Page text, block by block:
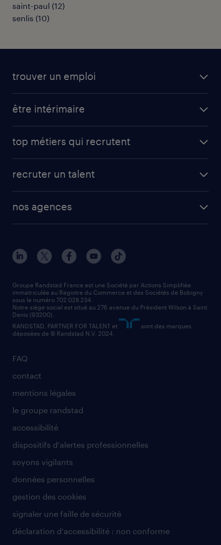
saint-paul (12)
senlis (10)
trouver un emploi
créer un compte candidat
être intérimaire
app talent / portail web
top métiers qui recrutent
manutentionnaire
assistant administratif
comptable
recruter un talent
solutions opérationnelles
contact entreprise
faq intérim / recrutement
nos agences
nos agences par ville
nos agences par région
nos cabinets de recrutement
FAQ
contact
mentions légales
le groupe randstad
accessibilité
dispositifs d'alertes professionnelles
soyons vigilants
données personnelles
gestion des cookies
signaler une faille de sécurité
déclaration d'accessibilité : non conforme
Groupe Randstad France est une Société par Actions Simplifiée
immatriculée au Registre du Commerce et des Sociétés de Bobigny
sous le numéro 702 028 234.
Notre siège social est situé au 276 avenue du Président Wilson à Saint
Denis (93200).
RANDSTAD, PARTNER FOR TALENT et
sont des marques
déposées de © Randstad N.V. 2024.